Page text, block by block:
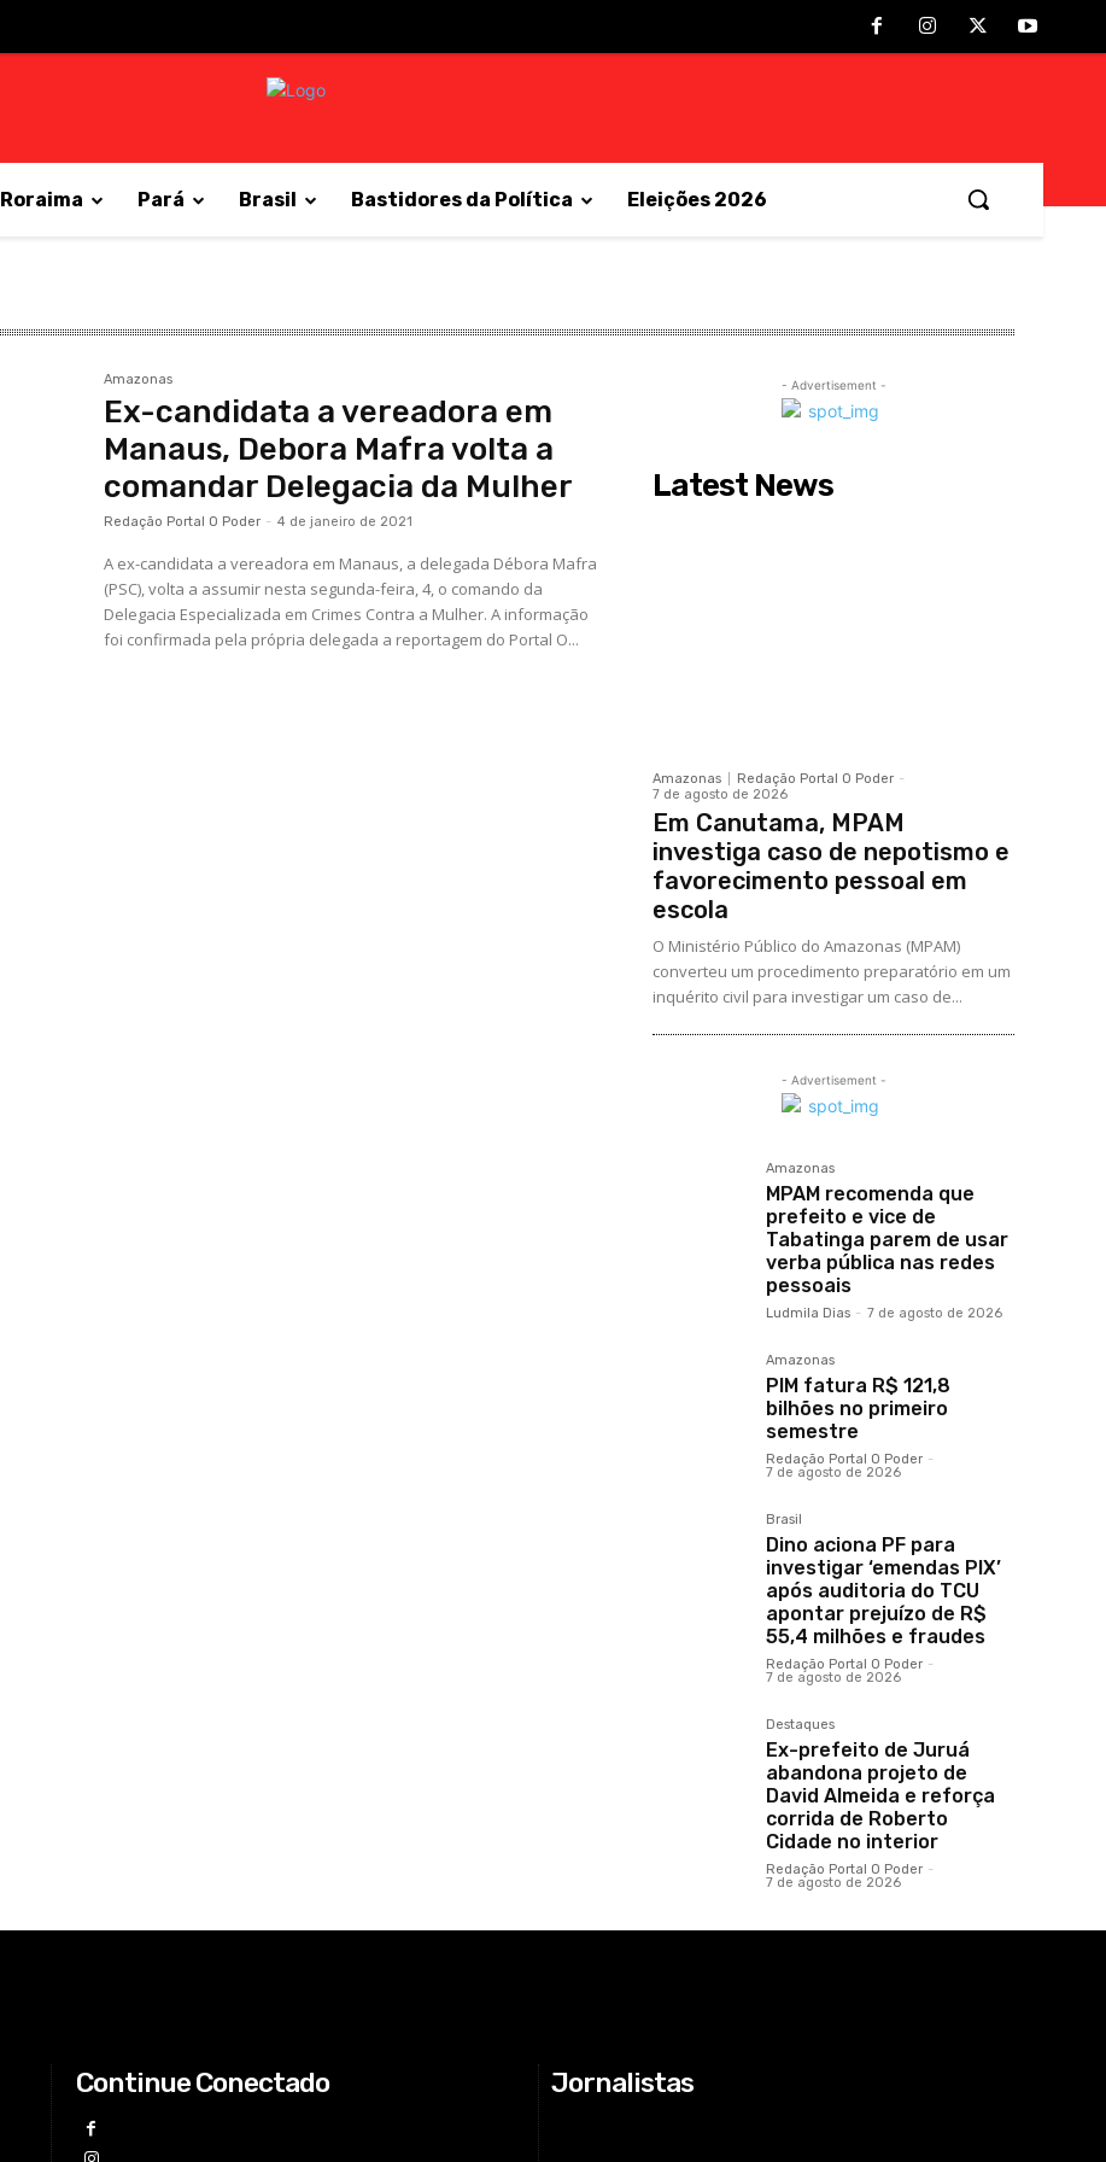
Roraima Pará Brasil Bastidores da Política Eleições 2026
Amazonas
Ex-candidata a vereadora em
Manaus, Debora Mafra volta a
comandar Delegacia da Mulher
Redação Portal O Poder - 4 de janeiro de 2021
A ex-candidata a vereadora em Manaus, a delegada Débora Mafra
(PSC), volta a assumir nesta segunda-feira, 4, o comando da
Delegacia Especializada em Crimes Contra a Mulher. A informação
foi confirmada pela própria delegada a reportagem do Portal O...
- Advertisement -
Latest News
Amazonas Redação Portal O Poder -
7 de agosto de 2026
Em Canutama, MPAM
investiga caso de nepotismo e
favorecimento pessoal em
escola
O Ministério Público do Amazonas (MPAM)
converteu um procedimento preparatório em um
inquérito civil para investigar um caso de...
- Advertisement -
Amazonas
MPAM recomenda que
prefeito e vice de
Tabatinga parem de usar
verba pública nas redes
pessoais
Ludmila Dias - 7 de agosto de 2026
Amazonas
PIM fatura R$ 121,8
bilhões no primeiro
semestre
Redação Portal O Poder -
7 de agosto de 2026
Brasil
Dino aciona PF para
investigar ‘emendas PIX’
após auditoria do TCU
apontar prejuízo de R$
55,4 milhões e fraudes
Redação Portal O Poder -
7 de agosto de 2026
Destaques
Ex-prefeito de Juruá
abandona projeto de
David Almeida e reforça
corrida de Roberto
Cidade no interior
Redação Portal O Poder -
7 de agosto de 2026
Continue Conectado Jornalistas